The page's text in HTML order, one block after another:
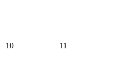
10 11